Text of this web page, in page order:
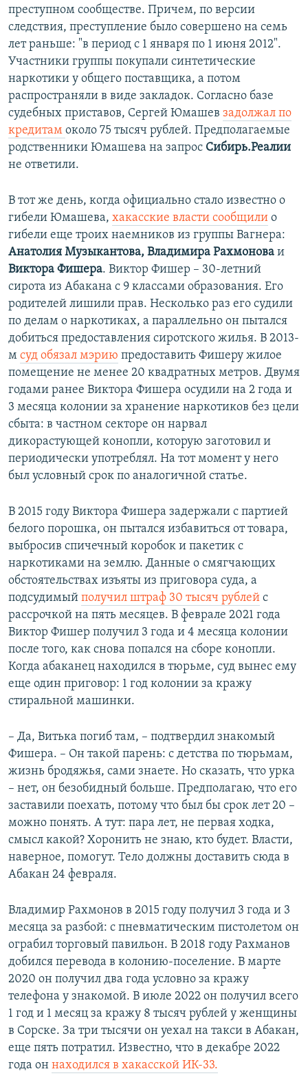
преступном сообществе. Причем, по версии
следствия, преступление было совершено на семь
лет раньше: "в период с 1 января по 1 июня 2012".
Участники группы покупали синтетические
наркотики у общего поставщика, а потом
распространяли в виде закладок. Согласно базе
судебных приставов, Сергей Юмашев задолжал по
кредитам около 75 тысяч рублей. Предполагаемые
родственники Юмашева на запрос Сибирь.Реалии
не ответили.
В тот же день, когда официально стало известно о
гибели Юмашева, хакасские власти сообщили о
гибели еще троих наемников из группы Вагнера:
Анатолия Музыкантова, Владимира Рахмонова и
Виктора Фишера. Виктор Фишер – 30-летний
сирота из Абакана с 9 классами образования. Его
родителей лишили прав. Несколько раз его судили
по делам о наркотиках, а параллельно он пытался
добиться предоставления сиротского жилья. В 2013-
м суд обязал мэрию предоставить Фишеру жилое
помещение не менее 20 квадратных метров. Двумя
годами ранее Виктора Фишера осудили на 2 года и
3 месяца колонии за хранение наркотиков без цели
сбыта: в частном секторе он нарвал
дикорастующей конопли, которую заготовил и
периодически употреблял. На тот момент у него
был условный срок по аналогичной статье.
В 2015 году Виктора Фишера задержали с партией
белого порошка, он пытался избавиться от товара,
выбросив спичечный коробок и пакетик с
наркотиками на землю. Данные о смягчающих
обстоятельствах изъяты из приговора суда, а
подсудимый получил штраф 30 тысяч рублей с
рассрочкой на пять месяцев. В феврале 2021 года
Виктор Фишер получил 3 года и 4 месяца колонии
после того, как снова попался на сборе конопли.
Когда абаканец находился в тюрьме, суд вынес ему
еще один приговор: 1 год колонии за кражу
стиральной машинки.
– Да, Витька погиб там, – подтвердил знакомый
Фишера. – Он такой парень: с детства по тюрьмам,
жизнь бродяжья, сами знаете. Но сказать, что урка
– нет, он безобидный больше. Предполагаю, что его
заставили поехать, потому что был бы срок лет 20 –
можно понять. А тут: пара лет, не первая ходка,
смысл какой? Хоронить не знаю, кто будет. Власти,
наверное, помогут. Тело должны доставить сюда в
Абакан 24 февраля.
Владимир Рахмонов в 2015 году получил 3 года и 3
месяца за разбой: с пневматическим пистолетом он
ограбил торговый павильон. В 2018 году Рахманов
добился перевода в колонию-поселение. В марте
2020 он получил два года условно за кражу
телефона у знакомой. В июле 2022 он получил всего
1 год и 1 месяц за кражу 8 тысяч рублей у женщины
в Сорске. За три тысячи он уехал на такси в Абакан,
еще пять потратил. Известно, что в декабре 2022
года он находился в хакасской ИК-33.